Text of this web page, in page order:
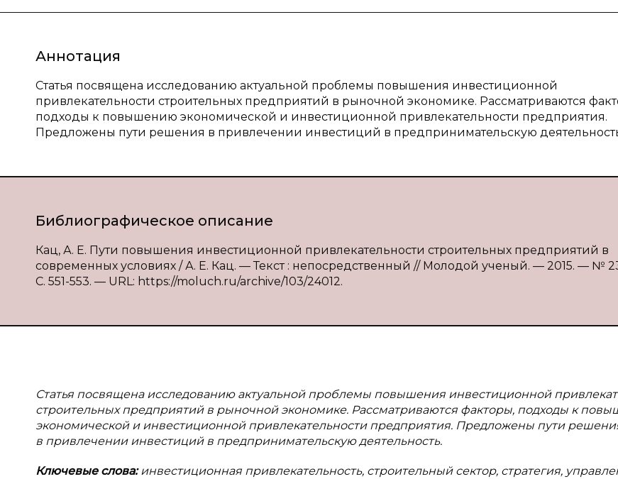
Аннотация
Статья посвящена исследованию актуальной проблемы повышения инвестиционной
привлекательности строительных предприятий в рыночной экономике. Рассматриваются
подходы к повышению экономической и инвестиционной привлекательности предприятия.
Предложены пути решения в привлечении инвестиций в предпринимательскую
Библиографическое описание
Кац, А. Е. Пути повышения инвестиционной привлекательности строительных предприятий в
современных условиях / А. Е. Кац. — Текст : непосредственный // Молодой ученый. — 2015. — №
С. 551-553. — URL: https://moluch.ru/archive/103/24012.
Статья посвящена исследованию актуальной проблемы повышения инвестиционной
строительных предприятий в рыночной экономике. Рассматриваются факторы, подходы к
экономической и инвестиционной привлекательности предприятия. Предложены пути
в привлечении инвестиций в предпринимательскую деятельность.
Ключевые слова:инвестиционная привлекательность, строительный сектор, стратегия,